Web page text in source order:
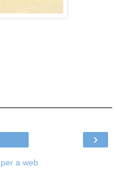
›
a web